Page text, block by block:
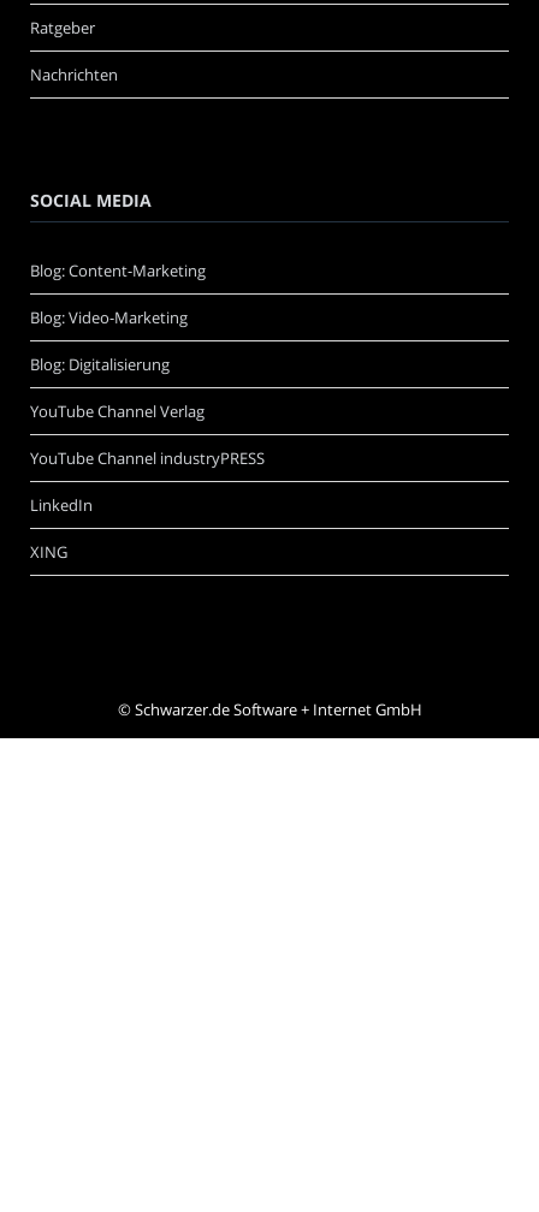
Ratgeber
Nachrichten
SOCIAL MEDIA
Blog: Content-Marketing
Blog: Video-Marketing
Blog: Digitalisierung
YouTube Channel Verlag
YouTube Channel industryPRESS
LinkedIn
XING
©Schwarzer.de Software + Internet GmbH